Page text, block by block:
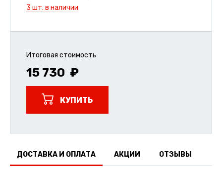
3 шт. в наличии
Итоговая стоимость
15 730
КУПИТЬ
ДОСТАВКА И ОПЛАТА АКЦИИ ОТЗЫВЫ